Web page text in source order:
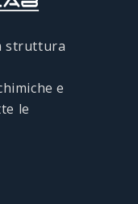
struttura
e
le